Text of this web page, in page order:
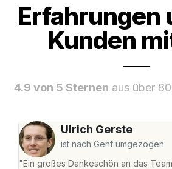
Erfahrungen
Kunden
4.9 von 5 Sternen aus über
Ulrich Gerste
ist nach Genf umgezogen
"Ein großes Dankeschön an das